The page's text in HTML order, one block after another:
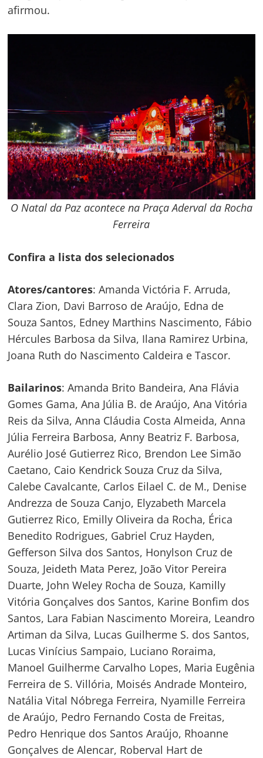
afirmou.
O Natal da Paz acontece na Praça Aderval da Rocha
Ferreira
Confira a lista dos selecionados
Atores/cantores: Amanda Victória F. Arruda,
Clara Zion, Davi Barroso de Araújo, Edna de
Souza Santos, Edney Marthins Nascimento, Fábio
Hércules Barbosa da Silva, Ilana Ramirez Urbina,
Joana Ruth do Nascimento Caldeira e Tascor.
Bailarinos: Amanda Brito Bandeira, Ana Flávia
Gomes Gama, Ana Júlia B. de Araújo, Ana Vitória
Reis da Silva, Anna Cláudia Costa Almeida, Anna
Júlia Ferreira Barbosa, Anny Beatriz F. Barbosa,
Aurélio José Gutierrez Rico, Brendon Lee Simão
Caetano, Caio Kendrick Souza Cruz da Silva,
Calebe Cavalcante, Carlos Eilael C. de M., Denise
Andrezza de Souza Canjo, Elyzabeth Marcela
Gutierrez Rico, Emilly Oliveira da Rocha, Érica
Benedito Rodrigues, Gabriel Cruz Hayden,
Gefferson Silva dos Santos, Honylson Cruz de
Souza, Jeideth Mata Perez, João Vitor Pereira
Duarte, John Weley Rocha de Souza, Kamilly
Vitória Gonçalves dos Santos, Karine Bonfim dos
Santos, Lara Fabian Nascimento Moreira, Leandro
Artiman da Silva, Lucas Guilherme S. dos Santos,
Lucas Vinícius Sampaio, Luciano Roraima,
Manoel Guilherme Carvalho Lopes, Maria Eugênia
Ferreira de S. Villória, Moisés Andrade Monteiro,
Natália Vital Nóbrega Ferreira, Nyamille Ferreira
de Araújo, Pedro Fernando Costa de Freitas,
Pedro Henrique dos Santos Araújo, Rhoanne
Gonçalves de Alencar, Roberval Hart de
Navegação
de
Post